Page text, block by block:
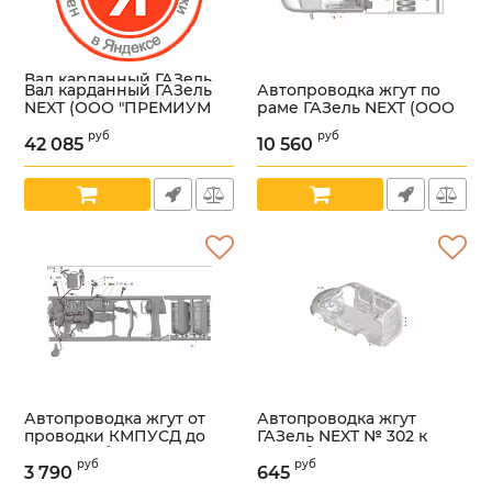
Вал карданный ГАЗель
NEXT (ООО "ПРЕМИУМ
КАРДАН" ГАЗ Оригинал)
/С45R02.2200010-20/
Артикул:
Вал карданный ГАЗель
NEXT (ООО "ПРЕМИУМ
КАРДАН" ГАЗ Оригинал)
/С45R02.2200010-20/
Артикул: УТ000006020
42 085 руб
Автопроводка жгут по
раме ГАЗель NEXT (ООО
"Арзамасское ПО
Автопровод" ГАЗ
А22R33.3724030-12/
УТ000006021
10 560 руб
Автопроводка жгут от
проводки КМПУСД до
газового баллона (ООО
"Арзамасское ПО
3 790 руб
Автопроводка жгут
ГАЗель NEXT № 302 к
топл. баку (ООО
"Арзамасское ПО
645 руб